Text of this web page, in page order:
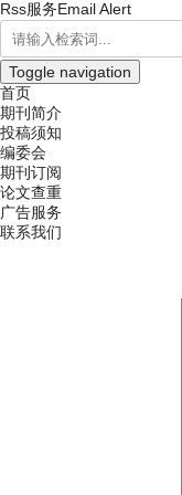
Rss服务Email Alert
Toggle navigation
首页
期刊简介
投稿须知
编委会
期刊订阅
论文查重
广告服务
联系我们